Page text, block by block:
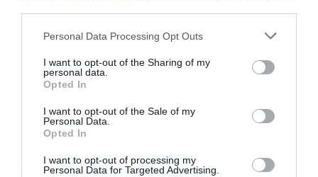
Personal Data Processing Opt Outs
I want to opt-out of the Sharing of my
personal data.
Opted In
I want to opt-out of the Sale of my
Personal Data.
Opted In
I want to opt-out of processing my
Personal Data for Targeted Advertising.
ΡΟΗ ΕΙΔΗΣΕΩΝ ΔΗΜΟΦΙΛΗ